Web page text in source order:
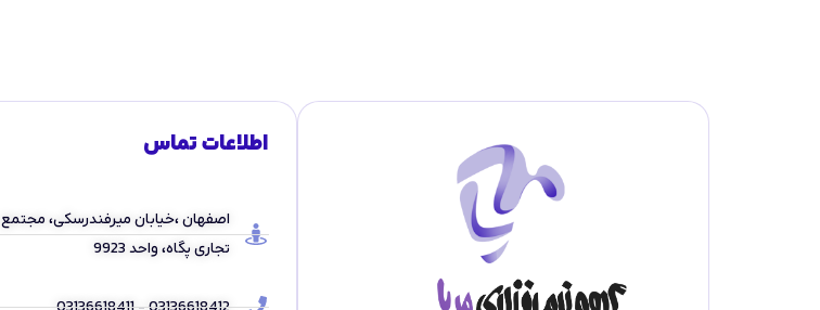
اطلاعات تماس
اصفهان ،خیابان میرفندرسکی، مجتمع
تجاری پگاه، واحد 9923